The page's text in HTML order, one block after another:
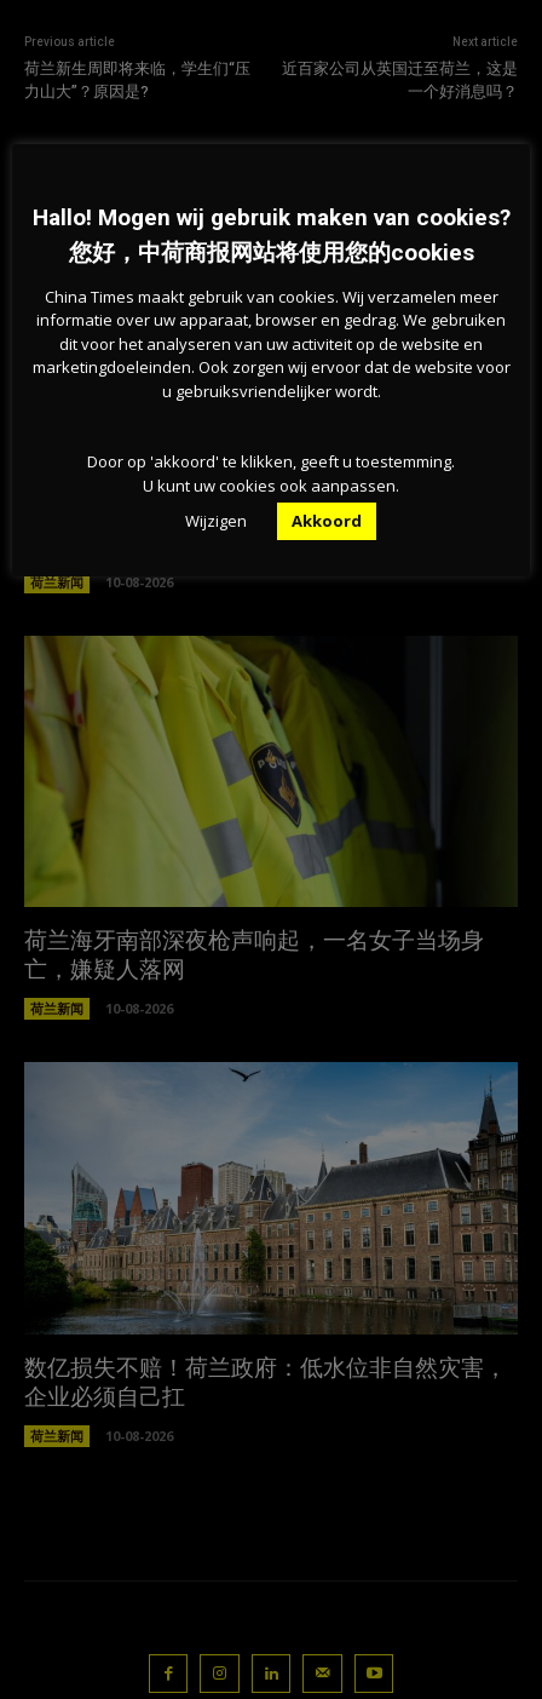
Previous article
荷兰新生周即将来临，学生们“压
力山大”？原因是?
Next article
近百家公司从英国迁至荷兰，这是
一个好消息吗？
CBS数据显示：荷兰企业信心大幅改善，地缘政
荷兰新闻 10-08-2026
荷兰海牙南部深夜枪声响起，一名女子当场身
亡，嫌疑人落网
荷兰新闻 10-08-2026
数亿损失不赔！荷兰政府：低水位非自然灾害，
企业必须自己扛
荷兰新闻 10-08-2026
Hallo! Mogen wij gebruik maken van cookies?
您好，中荷商报网站将使用您的cookies
China Times maakt gebruik van cookies. Wij verzamelen meer
informatie over uw apparaat, browser en gedrag. We gebruiken
dit voor het analyseren van uw activiteit op de website en
marketingdoeleinden. Ook zorgen wij ervoor dat de website voor
u gebruiksvriendelijker wordt.
Door op 'akkoord' te klikken, geeft u toestemming.
U kunt uw cookies ook aanpassen.
Wijzigen
Akkoord